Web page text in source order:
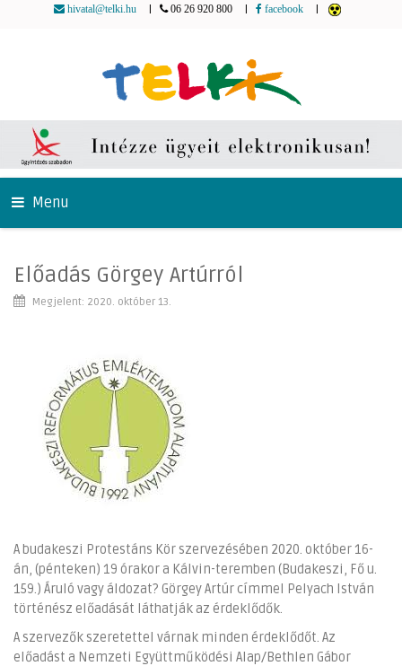
hivatal@telki.hu 06 26 920 800 facebook
Menu
Előadás Görgey Artúrról
Megjelent: 2020. október 13.
A budakeszi Protestáns Kör szervezésében 2020. október 16-
án, (pénteken) 19 órakor a Kálvin-teremben (Budakeszi, Fő u.
159.) Áruló vagy áldozat? Görgey Artúr címmel Pelyach István
történész előadását láthatják az érdeklődők.
A szervezők szeretettel várnak minden érdeklődőt. Az
előadást a Nemzeti Együttműködési Alap/Bethlen Gábor